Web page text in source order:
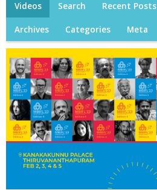
Videos Search Recent Posts
Archives Categories Meta